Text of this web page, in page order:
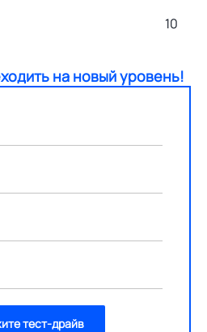
10
на новый уровень!
тест-драйв